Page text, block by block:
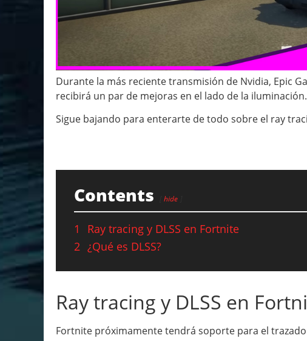
Durante la más reciente transmisión de Nvidia, Epic
recibirá un par de mejoras en el lado de la iluminación.
Sigue bajando para enterarte de todo sobre el ray
Contents hide
1
Ray tracing y DLSS en Fortnite
2 ¿Qué es DLSS?
Ray tracing y DLSS en
Fortnite próximamente tendrá soporte para el trazado